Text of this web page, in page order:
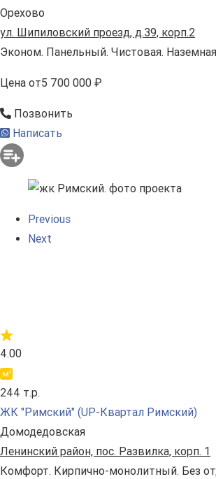
Орехово
ул. Шипиловский проезд, д.39, корп.2
Эконом. Панельный. Чистовая.
Цена от5 700 000 ₽
Позвонить
Написать
Previous
Next
4.00
244 т.р.
ЖК "Римский" (UP-Квартал Римский)
Домодедовская
Ленинский район, пос. Развилка, корп. 1
Комфорт. Кирпично-монолитный. Без